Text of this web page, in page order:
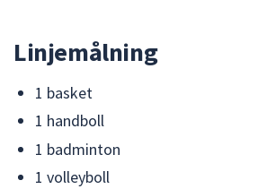
Linjemålning
1 basket
1 handboll
1 badminton
1 volleyboll